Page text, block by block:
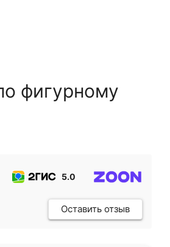
фигурному
5.0
Оставить отзыв